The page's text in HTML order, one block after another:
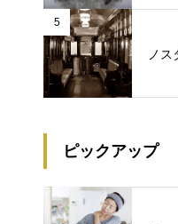
5
ノ
ピックアップ